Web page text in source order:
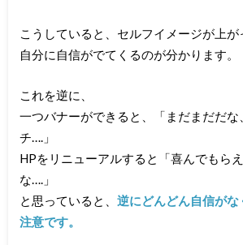
こうしていると、セルフイメージが上が
自分に自信がでてくるのが分かります。
これを逆に、
一つバナーができると、「まだまだだな
チ….」
HPをリニューアルすると「喜んでもら
な….」
と思っていると、 逆にどんどん自信が
注意です。